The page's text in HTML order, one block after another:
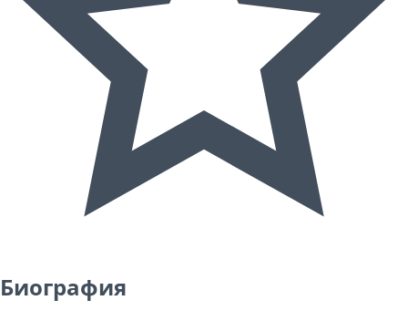
Биография